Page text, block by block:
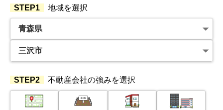
青森県上北郡六戸町大字折茂
状態:
500
青森県三沢市中央町三丁目
STEP1 地域を選択
STEP2 不動産会社の強みを選択